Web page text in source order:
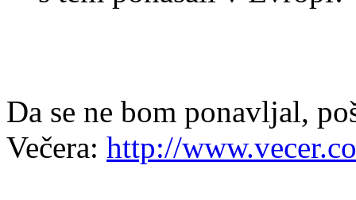
Da se ne bom ponavljal,
Večera: http://